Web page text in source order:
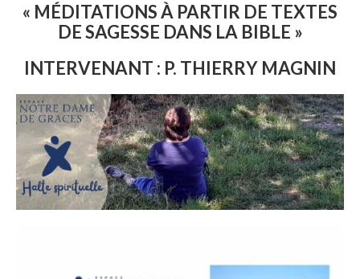
« MÉDITATIONS À PARTIR DE TEXTES
DE SAGESSE DANS LA BIBLE »
INTERVENANT : P. THIERRY MAGNIN